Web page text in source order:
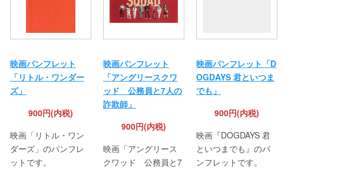
映画パンフレット
「リトル・ワンダー
ズ」
900円(内税)
映画「リトル・ワン
ダーズ」のパンフレ
ットです。
映画パンフレット
「アングリースクワ
ッド 公務員と7人の
詐欺師」
900円(内税)
映画「アングリース
クワッド 公務員と7
映画パンフレット「D
OGDAYS 君といつま
でも」
900円(内税)
映画『DOGDAYS 君
といつまでも』のパ
ンフレットです。